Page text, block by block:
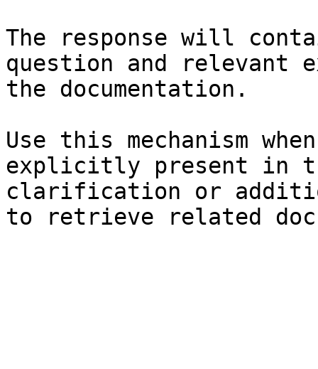
The response will
question and relevant
the documentation.
Use this mechanism
explicitly present in
clarification or